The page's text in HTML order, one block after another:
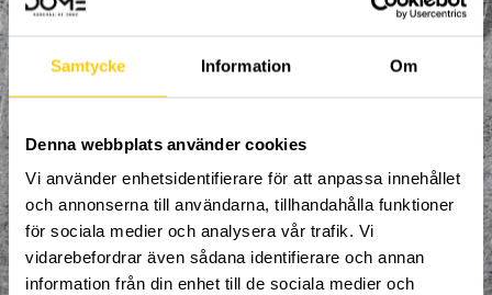
Samtycke Information Om
Denna webbplats använder cookies
Vi använder enhetsidentifierare för att anpassa innehållet
och annonserna till användarna, tillhandahålla funktioner
för sociala medier och analysera vår trafik. Vi
vidarebefordrar även sådana identifierare och annan
information från din enhet till de sociala medier och
Kickbike
Klättring
LAN
Multisport
Mässa
NPF-Träning